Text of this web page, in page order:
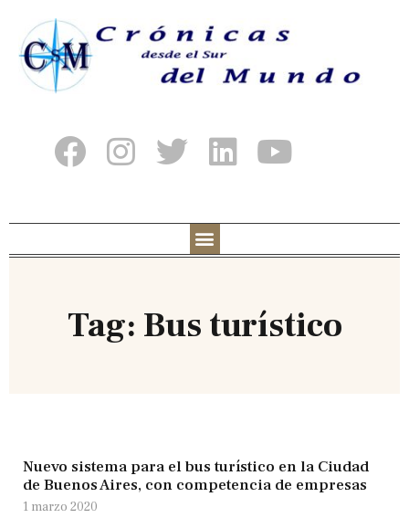
Tag: Bus turístico
Nuevo sistema para el bus turístico en la Ciudad
de Buenos Aires, con competencia de empresas
1 marzo 2020